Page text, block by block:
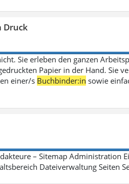
Druck
Sie erleben den ganzen
Papier in der Hand. Sie
einer/s Buchbinder:in sowie
– Sitemap Administration
Dateiverwaltung Seiten